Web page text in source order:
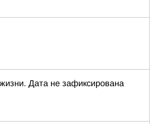
Дата не зафиксирована